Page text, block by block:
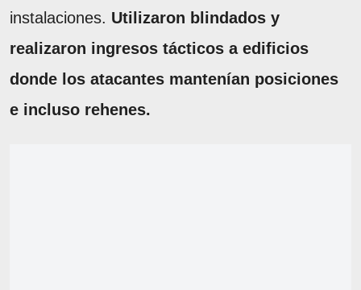
instalaciones. Utilizaron blindados y
realizaron ingresos tácticos a edificios
donde los atacantes mantenían posiciones
e incluso rehenes.